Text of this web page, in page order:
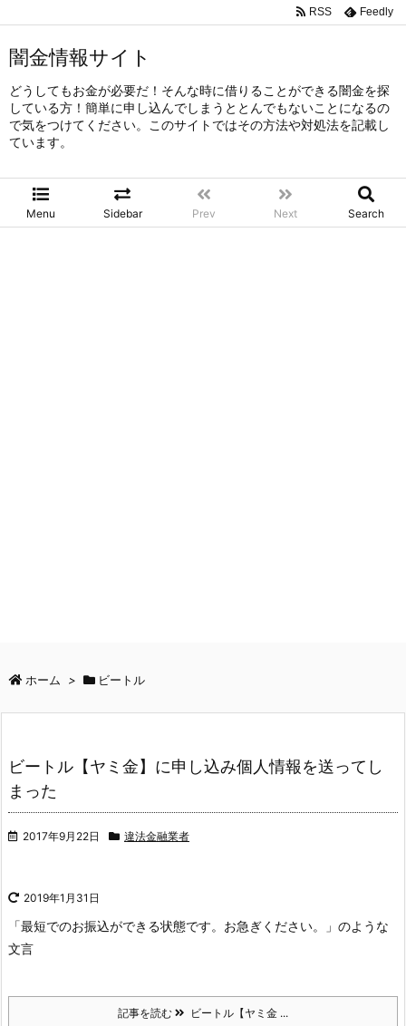
闇金情報サイト
どうしてもお金が必要だ！そんな時に借りることができる闇金を探
している方！簡単に申し込んでしまうととんでもないことになるの
で気をつけてください。このサイトではその方法や対処法を記載し
ています。
Menu Sidebar Prev Next Search
RSS Feedly
ホーム > ビートル
ビートル【ヤミ金】に申し込み個人情報を送ってし
まった
2017年9月22日 違法金融業者
2019年1月31日
「最短でのお振込ができる状態です。お急ぎください。」のような
文言
記事を読む ビートル【ヤミ金 ...